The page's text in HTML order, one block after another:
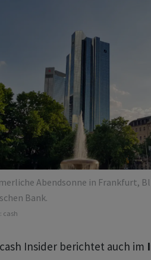
Abendsonne in Frankfurt,
Bank.
cash
Insider berichtet auch im